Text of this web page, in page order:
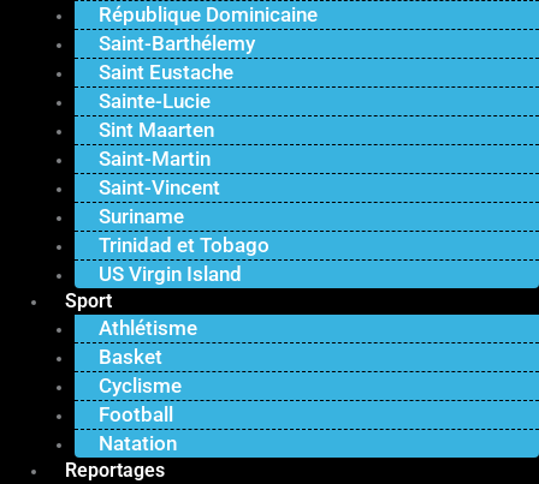
République Dominicaine
Saint-Barthélemy
Saint Eustache
Sainte-Lucie
Sint Maarten
Saint-Martin
Saint-Vincent
Suriname
Trinidad et Tobago
US Virgin Island
Sport
Athlétisme
Basket
Cyclisme
Football
Natation
Reportages